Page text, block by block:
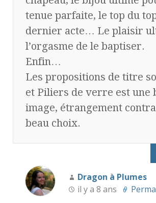
tenue parfaite, le top du
dernier acte… Le plaisir
l’orgasme de le baptiser.
Enfin…
Les propositions de titre
et Piliers de verre est une
image, étrangement
beau choix.
Dragon à Plumes
il y a 8 ans